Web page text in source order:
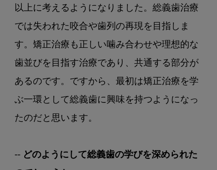
以上に考えるようになりました。総義歯治療
では失われた咬合や歯列の再現を目指しま
す。矯正治療も正しい噛み合わせや理想的な
歯並びを目指す治療であり、共通する部分が
あるのです。ですから、最初は矯正治療を学
ぶ一環として総義歯に興味を持つようになっ
たのだと思います。
-- どのようにして総義歯の学びを深められた